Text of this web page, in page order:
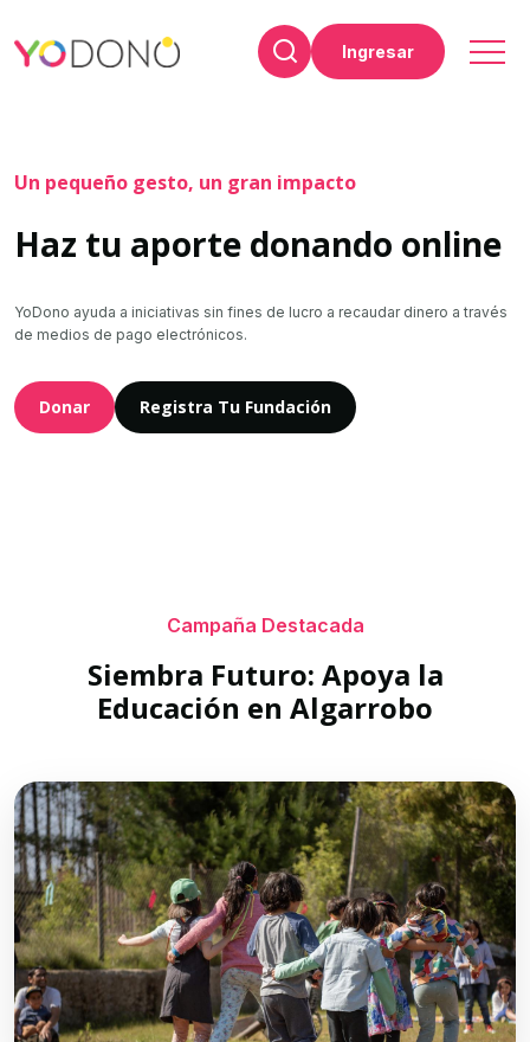
Ingresar
Un pequeño gesto, un gran impacto
Haz tu aporte donando online
YoDono ayuda a iniciativas sin fines de lucro a recaudar dinero a través
de medios de pago electrónicos.
Donar Registra Tu Fundación
Campaña Destacada
Siembra Futuro: Apoya la
Educación en Algarrobo